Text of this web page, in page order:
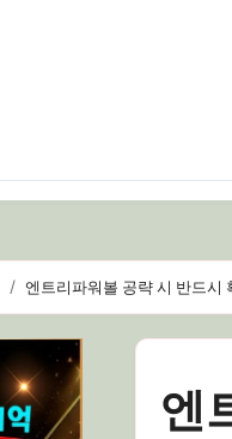
엔트리파워볼 공략 시 반드시
엔